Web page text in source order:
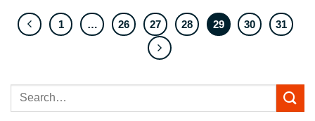
1 … 26 27 28 29 30 31